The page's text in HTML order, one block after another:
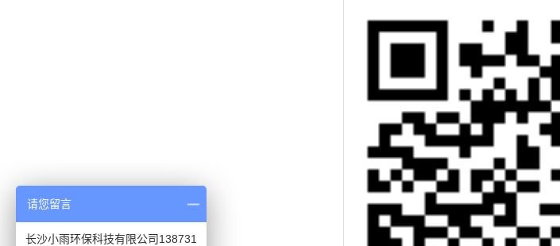
请您留言
长沙小雨环保科技有限公司138731